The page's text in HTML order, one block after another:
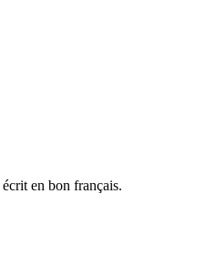
en bon français.